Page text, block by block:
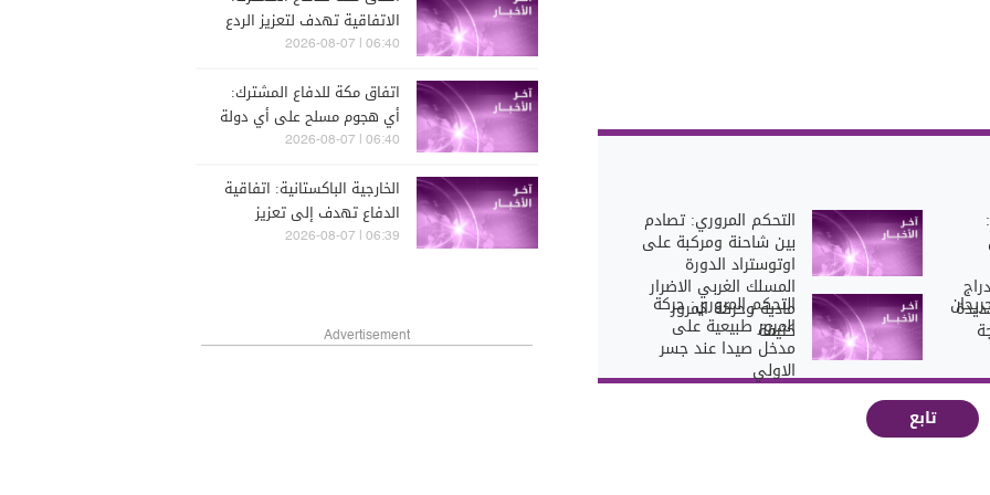
التحكم المروري: تصادم
بين شاحنة ومركبة على
اوتوستراد الدورة
المسلك الغربي الاضرار
مادية وحركة المرور
كثيفة
التحكم المروري: حركة
المرور طبيعية على
مدخل صيدا عند جسر
الاولي
تابع
لسحبها
الاتفاقية تهدف لتعزيز الردع
الجماعي في مواجهة أي عمل
06:40 | 2026-08-07
اتفاق مكة للدفاع المشترك:
أي هجوم مسلح على أي دولة
يعد هجوما على الدول الثلاث
06:40 | 2026-08-07
الخارجية الباكستانية: اتفاقية
الدفاع تهدف إلى تعزيز
السلام والأمن والاستقرار في
06:39 | 2026-08-07
Advertisement